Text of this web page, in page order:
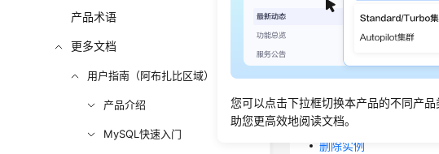
您可以点击下拉框切换本产品的不同产品
助您更高效地阅读文档。
产品术语
更多文档
用户指南（阿布扎比区域）
产品介绍
MySQL快速入门
创建相同配置的数据库
重启实例
导出实例
删除实例